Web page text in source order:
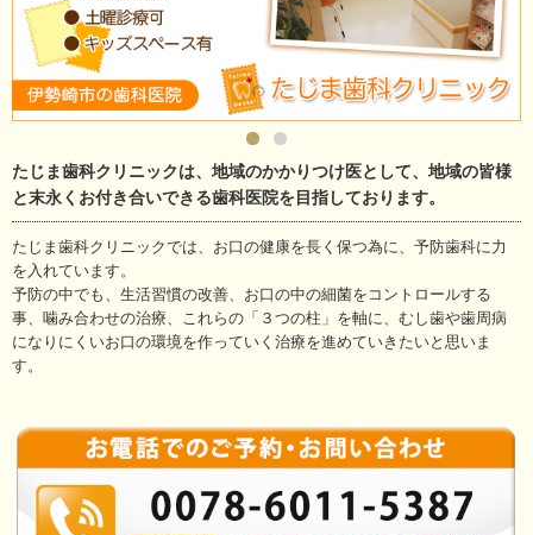
たじま歯科クリニックは、地域のかかりつけ医として、地域の皆様
と末永くお付き合いできる歯科医院を目指しております。
たじま歯科クリニックでは、お口の健康を長く保つ為に、予防歯科に力
を入れています。
予防の中でも、生活習慣の改善、お口の中の細菌をコントロールする
事、噛み合わせの治療、これらの「３つの柱」を軸に、むし歯や歯周病
になりにくいお口の環境を作っていく治療を進めていきたいと思いま
す。